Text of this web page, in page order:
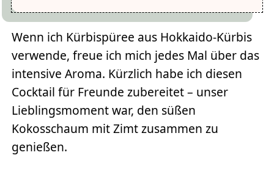
Wenn ich Kürbispüree aus Hokkaido-Kürbis
verwende, freue ich mich jedes Mal über das
intensive Aroma. Kürzlich habe ich diesen
Cocktail für Freunde zubereitet – unser
Lieblingsmoment war, den süßen
Kokosschaum mit Zimt zusammen zu
genießen.